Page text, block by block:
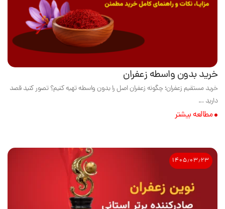
خرید بدون واسطه زعفران
خرید مستقیم زعفران؛ چگونه زعفران اصل را بدون واسطه تهیه کنیم؟ تصور کنید قصد
دارید ...
مطالعه بیشتر
۱۴۰۵٫۰۳٫۲۳